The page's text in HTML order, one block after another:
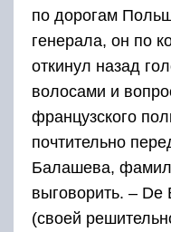
по дорогам
генерала, он по
откинул назад
волосами и
французского
почтительно
Балашева,
выговорить. – De
(своей